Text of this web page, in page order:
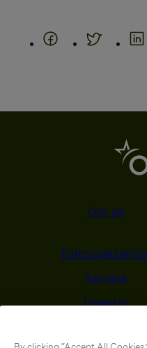
Om os
Karriere
Investor
Behandling af